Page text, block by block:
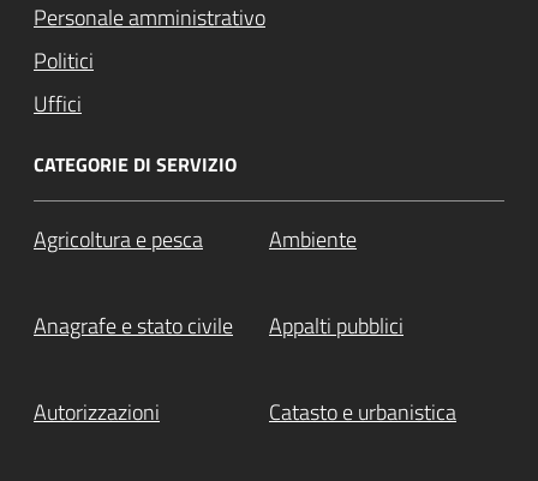
Personale amministrativo
Politici
Uffici
CATEGORIE DI SERVIZIO
Agricoltura e pesca Ambiente
Anagrafe e stato civile Appalti pubblici
Autorizzazioni Catasto e urbanistica